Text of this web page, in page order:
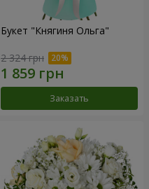
Букет "Княгиня Ольга"
2 324 грн
Заказать